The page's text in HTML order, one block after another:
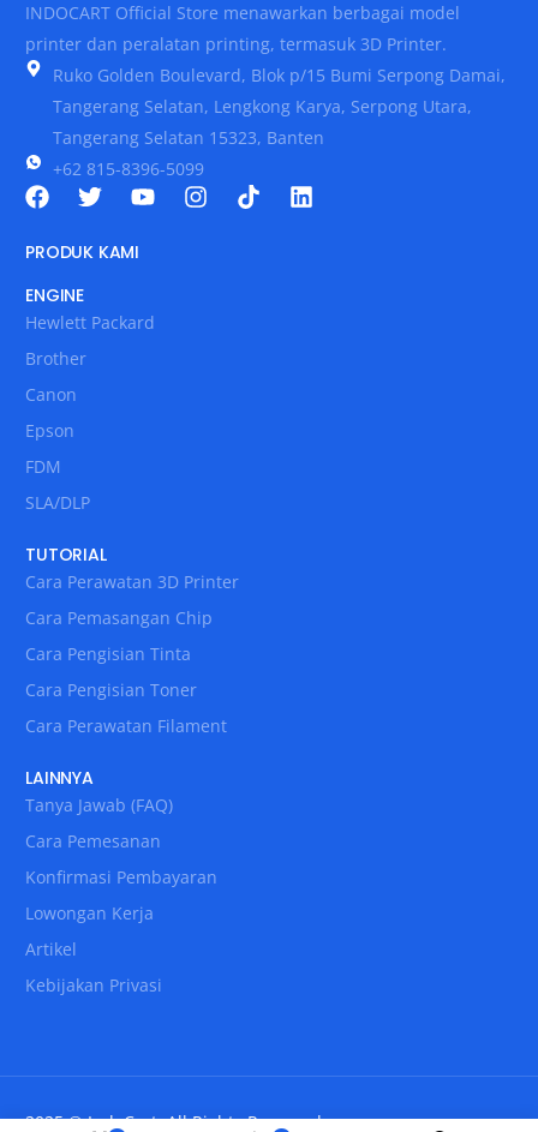
INDOCART Official Store menawarkan berbagai model
printer dan peralatan printing, termasuk 3D Printer.
Ruko Golden Boulevard, Blok p/15 Bumi Serpong Damai,
Tangerang Selatan, Lengkong Karya, Serpong Utara,
Tangerang Selatan 15323, Banten
+62 815-8396-5099
PRODUK KAMI
ENGINE
Hewlett Packard
Brother
Canon
Epson
FDM
SLA/DLP
TUTORIAL
Cara Perawatan 3D Printer
Cara Pemasangan Chip
Cara Pengisian Tinta
Cara Pengisian Toner
Cara Perawatan Filament
LAINNYA
Tanya Jawab (FAQ)
Cara Pemesanan
Konfirmasi Pembayaran
Lowongan Kerja
Artikel
Kebijakan Privasi
2025 © IndoCart. All Rights Reserved.